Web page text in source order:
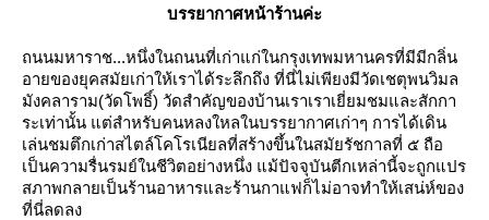
บรรยากาศหน้าร้านค่ะ
ถนนมหาราช...หนึ่งในถนนที่เก่าแก่ในกรุงเทพมหานครที่มีมีกลิ่น
อายของยุคสมัยเก่าให้เราได้ระลึกถึง ที่นี่ไม่เพียงมีวัดเชตุพนวิมล
มังคลาราม(วัดโพธิ์) วัดสำคัญของบ้านเราเราเยี่ยมชมและสักกา
ระเท่านั้น แต่สำหรับคนหลงใหลในบรรยากาศเก่าๆ การได้เดิน
เล่นชมตึกเก่าสไตล์โคโรเนียลที่สร้างขึ้นในสมัยรัชกาลที่ ๕ ถือ
เป็นความรื่นรมย์ในชีวิตอย่างหนึ่ง แม้ปัจจุบันตีกเหล่านี้จะถูกแปร
สภาพกลายเป็นร้านอาหารและร้านกาแฟก็ไม่อาจทำให้เสน่ห์ของ
ที่นี่ลดลง